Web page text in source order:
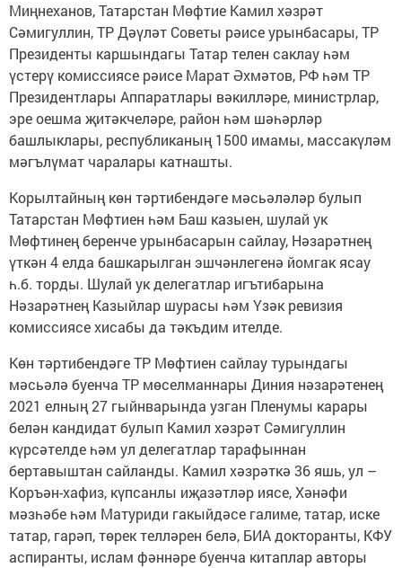
Миңнеханов, Татарстан Мөфтие Камил хәзрәт
Сәмигуллин, ТР Дәүләт Советы рәисе урынбасары, ТР
Президенты каршындагы Татар телен саклау һәм
үстерү комиссиясе рәисе Марат Әхмәтов, РФ һәм ТР
Президентлары Аппаратлары вәкилләре, министрлар,
эре оешма җитәкчеләре, район һәм шәһәрләр
башлыклары, республиканың 1500 имамы, массакүләм
мәгълүмат чаралары катнашты.
Корылтайның көн тәртибендәге мәсьәләләр булып
Татарстан Мөфтиен һәм Баш казыен, шулай ук
Мөфтинең беренче урынбасарын сайлау, Нәзарәтнең
үткән 4 елда башкарылган эшчәнлегенә йомгак ясау
һ.б. торды. Шулай ук делегатлар игътибарына
Нәзарәтнең Казыйлар шурасы һәм Үзәк ревизия
комиссиясе хисабы да тәкъдим ителде.
Көн тәртибендәге ТР Мөфтиен сайлау турындагы
мәсьәлә буенча ТР мөселманнары Диния нәзарәтенең
2021 елның 27 гыйнварында узган Пленумы карары
белән кандидат булып Камил хәзрәт Сәмигуллин
күрсәтелде һәм ул делегатлар тарафыннан
бертавыштан сайланды. Камил хәзрәткә 36 яшь, ул –
Коръән-хафиз, күпсанлы иҗазәтләр иясе, Хәнәфи
мәзһәбе һәм Матуриди гакыйдәсе галиме, татар, иске
татар, гарәп, төрек телләрен белә, БИА докторанты, КФУ
аспиранты, ислам фәннәре буенча китаплар авторы